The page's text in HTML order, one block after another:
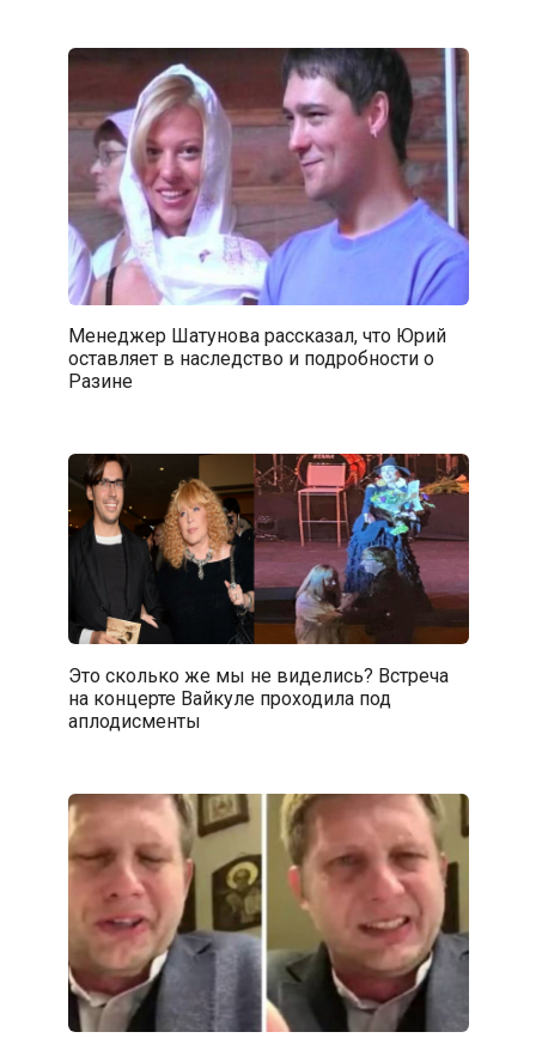
Менеджер Шатунова рассказал, что Юрий
оставляет в наследство и подробности о
Разине
Это сколько же мы не виделись? Встреча
на концерте Вайкуле проходила под
аплодисменты